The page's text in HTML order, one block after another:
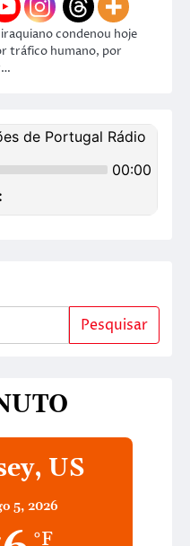
condenou hoje
tráfico humano, por
Pesquisar
US
5, 2026
°F